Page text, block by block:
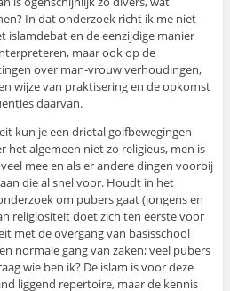
In dat onderzoek richt ik me niet
islamdebat en de eenzijdige manier
maar ook op de
over man-vrouw verhoudingen,
wijze van praktisering en de opkomst
daarvan.
kun je een drietal golfbewegingen
het algemeen niet zo religieus, men is
mee en als er andere dingen voorbij
die al snel voor. Houdt in het
om pubers gaat (jongens en
religiositeit doet zich ten eerste voor
met de overgang van basisschool
normale gang van zaken; veel pubers
wie ben ik? De islam is voor deze
liggend repertoire, maar de kennis